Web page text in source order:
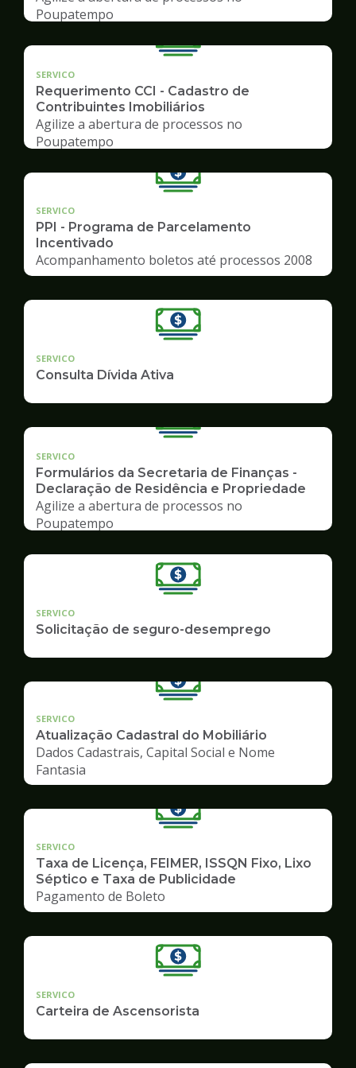
Poupatempo
SERVICO
Requerimento CCI - Cadastro de
Contribuintes Imobiliários
Agilize a abertura de processos no
Poupatempo
SERVICO
PPI - Programa de Parcelamento
Incentivado
Acompanhamento boletos até processos 2008
SERVICO
Consulta Dívida Ativa
SERVICO
Formulários da Secretaria de Finanças -
Declaração de Residência e Propriedade
Agilize a abertura de processos no
Poupatempo
SERVICO
Solicitação de seguro-desemprego
SERVICO
Atualização Cadastral do Mobiliário
Dados Cadastrais, Capital Social e Nome
Fantasia
SERVICO
Taxa de Licença, FEIMER, ISSQN Fixo, Lixo
Séptico e Taxa de Publicidade
Pagamento de Boleto
SERVICO
Carteira de Ascensorista